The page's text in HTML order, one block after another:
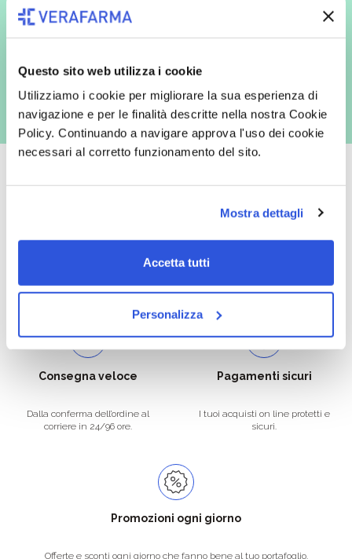
Questo sito web utilizza i cookie
Utilizziamo i cookie per migliorare la sua esperienza di
navigazione e per le finalità descritte nella nostra Cookie
Policy. Continuando a navigare approva l'uso dei cookie
necessari al corretto funzionamento del sito.
Mostra dettagli
Accetta tutti
Personalizza
espressamente al trattamento dei miei dati personali per finalità
commerciali da parte di Verafarma, tra cui invio di comunicazioni
marketing (con modalità telematiche - quali ad es. newsletter ed e-mail
Catalogo prodotti ampio e completo
Spedizione gratuita
Con un acquisto minimo di 29.90 €
Spedizioni in tutta Europa a 20€.
Consegna veloce
Dalla conferma dell’ordine al
corriere in 24/96 ore.
Pagamenti sicuri
I tuoi acquisti on line protetti e
sicuri.
Promozioni ogni giorno
Offerte e sconti ogni giorno che fanno bene al tuo portafoglio.